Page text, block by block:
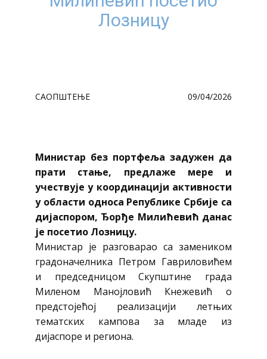
Лозницу
САОПШТЕЊЕ 09/04/2026
Министар без портфеља задужен да
прати стање, предлаже мере и
учествује у координацији активности
у области односа Републике Србије са
дијаспором, Ђорђе Милићевић данас
је посетио Лозницу.
Министар је разговарао са замеником
градоначелника Петром Гавриловићем
и председницом Скупштине града
Миленом Манојловић Кнежевић о
предстојећој реализацији летњих
тематских кампова за младе из
дијаспоре и региона.